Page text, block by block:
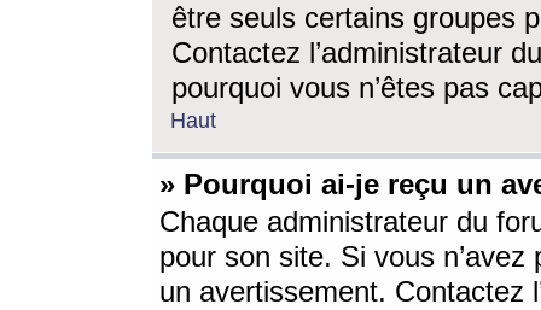
être seuls certains groupes
Contactez l’administrateur
pourquoi vous n’êtes pas
Haut
» Pourquoi ai-je reçu un
Chaque administrateur du
pour son site. Si vous
un avertissement. Contactez